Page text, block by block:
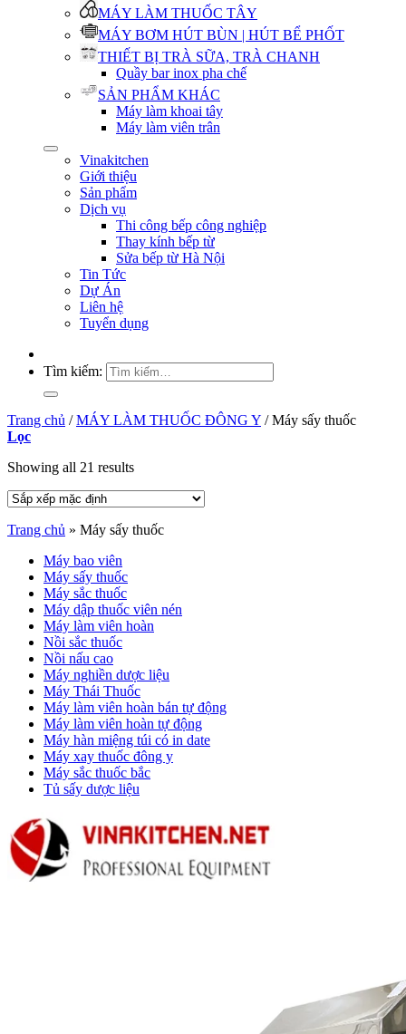
MÁY LÀM THUỐC TÂY
MÁY BƠM HÚT BÙN | HÚT BỂ PHỐT
THIẾT BỊ TRÀ SỮA, TRÀ CHANH
Quầy bar inox pha chế
SẢN PHẨM KHÁC
Máy làm khoai tây
Máy làm viên trân
Vinakitchen
Giới thiệu
Sản phẩm
Dịch vụ
Thi công bếp công nghiệp
Thay kính bếp từ
Sửa bếp từ Hà Nội
Tin Tức
Dự Án
Liên hệ
Tuyển dụng
Tìm kiếm:
Trang chủ / MÁY LÀM THUỐC ĐÔNG Y /Máy sấy thuốc
Lọc
Showing all 21 results
Trang chủ » Máy sấy thuốc
Máy bao viên
Máy sấy thuốc
Máy sắc thuốc
Máy dập thuốc viên nén
Máy làm viên hoàn
Nồi sắc thuốc
Nồi nấu cao
Máy nghiền dược liệu
Máy Thái Thuốc
Máy làm viên hoàn bán tự động
Máy làm viên hoàn tự động
Máy hàn miệng túi có in date
Máy xay thuốc đông y
Máy sắc thuốc bắc
Tủ sấy dược liệu